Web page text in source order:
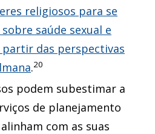
religiosos para se
saúde sexual e
das perspectivas
.20
podem subestimar a
de planejamento
com as suas